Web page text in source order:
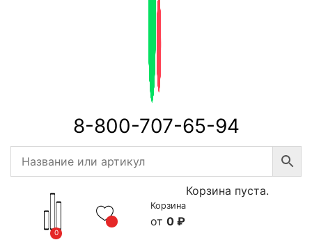
8-800-707-65-94
0
Корзина
0 ₽
Корзина пуста.